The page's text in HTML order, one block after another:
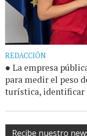
REDACCIÓN
● La empresa
para medir el peso
turística, identificar
Recibe nuestro